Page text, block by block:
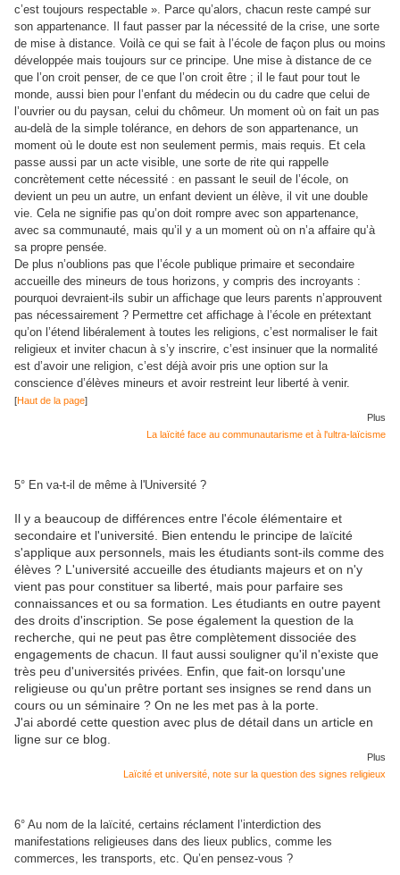
c’est toujours respectable ». Parce qu’alors, chacun reste campé sur
son appartenance. Il faut passer par la nécessité de la crise, une sorte
de mise à distance. Voilà ce qui se fait à l’école de façon plus ou moins
développée mais toujours sur ce principe. Une mise à distance de ce
que l’on croit penser, de ce que l’on croit être ; il le faut pour tout le
monde, aussi bien pour l’enfant du médecin ou du cadre que celui de
l’ouvrier ou du paysan, celui du chômeur. Un moment où on fait un pas
au-delà de la simple tolérance, en dehors de son appartenance, un
moment où le doute est non seulement permis, mais requis. Et cela
passe aussi par un acte visible, une sorte de rite qui rappelle
concrètement cette nécessité : en passant le seuil de l’école, on
devient un peu un autre, un enfant devient un élève, il vit une double
vie. Cela ne signifie pas qu’on doit rompre avec son appartenance,
avec sa communauté, mais qu’il y a un moment où on n’a affaire qu’à
sa propre pensée.
De plus n’oublions pas que l’école publique primaire et secondaire
accueille des mineurs de tous horizons, y compris des incroyants :
pourquoi devraient-ils subir un affichage que leurs parents n’approuvent
pas nécessairement ? Permettre cet affichage à l’école en prétextant
qu’on l’étend libéralement à toutes les religions, c’est normaliser le fait
religieux et inviter chacun à s’y inscrire, c’est insinuer que la normalité
est d’avoir une religion, c’est déjà avoir pris une option sur la
conscience d’élèves mineurs et avoir restreint leur liberté à venir.
[Haut de la page]
Plus
La laïcité face au communautarisme et à l'ultra-laïcisme
5° En va-t-il de même à l'Université ?
Il y a beaucoup de différences entre l'école élémentaire et
secondaire et l'université. Bien entendu le principe de laïcité
s'applique aux personnels, mais les étudiants sont-ils comme des
élèves ? L'université accueille des étudiants majeurs et on n'y
vient pas pour constituer sa liberté, mais pour parfaire ses
connaissances et ou sa formation. Les étudiants en outre payent
des droits d'inscription. Se pose également la question de la
recherche, qui ne peut pas être complètement dissociée des
engagements de chacun. Il faut aussi souligner qu'il n'existe que
très peu d'universités privées. Enfin, que fait-on lorsqu'une
religieuse ou qu'un prêtre portant ses insignes se rend dans un
cours ou un séminaire ? On ne les met pas à la porte.
J'ai abordé cette question avec plus de détail dans un article en
ligne sur ce blog.
Plus
Laïcité et université, note sur la question des signes religieux
6° Au nom de la laïcité, certains réclament l’interdiction des
manifestations religieuses dans des lieux publics, comme les
commerces, les transports, etc. Qu’en pensez-vous ?